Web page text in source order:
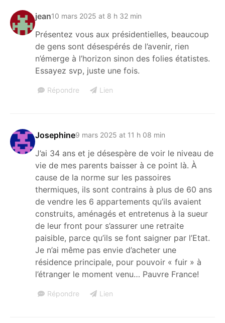
jean10 mars 2025 at 8 h 32 min
Présentez vous aux présidentielles, beaucoup
de gens sont désespérés de l’avenir, rien
n’émerge à l’horizon sinon des folies étatistes.
Essayez svp, juste une fois.
Répondre Lien
Josephine9 mars 2025 at 11 h 08 min
J’ai 34 ans et je désespère de voir le niveau de
vie de mes parents baisser à ce point là. À
cause de la norme sur les passoires
thermiques, ils sont contrains à plus de 60 ans
de vendre les 6 appartements qu’ils avaient
construits, aménagés et entretenus à la sueur
de leur front pour s’assurer une retraite
paisible, parce qu’ils se font saigner par l’Etat.
Je n’ai même pas envie d’acheter une
résidence principale, pour pouvoir « fuir » à
l’étranger le moment venu… Pauvre France!
Répondre Lien